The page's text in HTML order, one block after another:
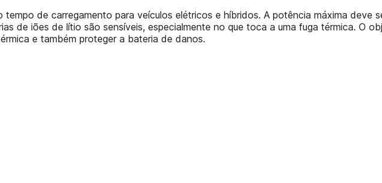
de carregamento para veículos elétricos e híbridos. A potência máxima deve
de iões de lítio são sensíveis, especialmente no que toca a uma fuga térmica. O
e também proteger a bateria de danos.